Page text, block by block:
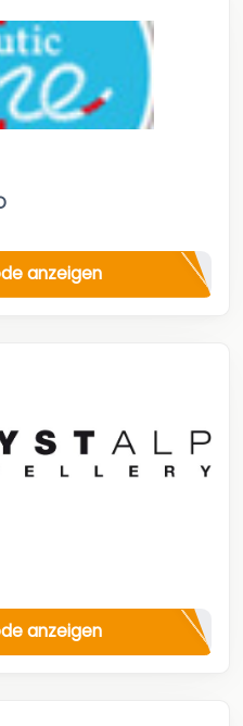
anzeigen
anzeigen